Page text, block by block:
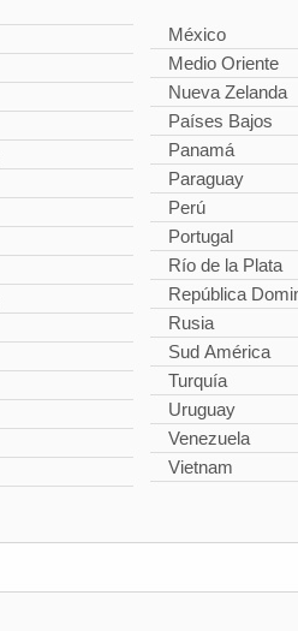
México
Medio Oriente
Nueva Zelanda
Países Bajos
Panamá
Paraguay
Perú
Portugal
Río de la Plata
República
Rusia
Sud América
Turquía
Uruguay
Venezuela
Vietnam